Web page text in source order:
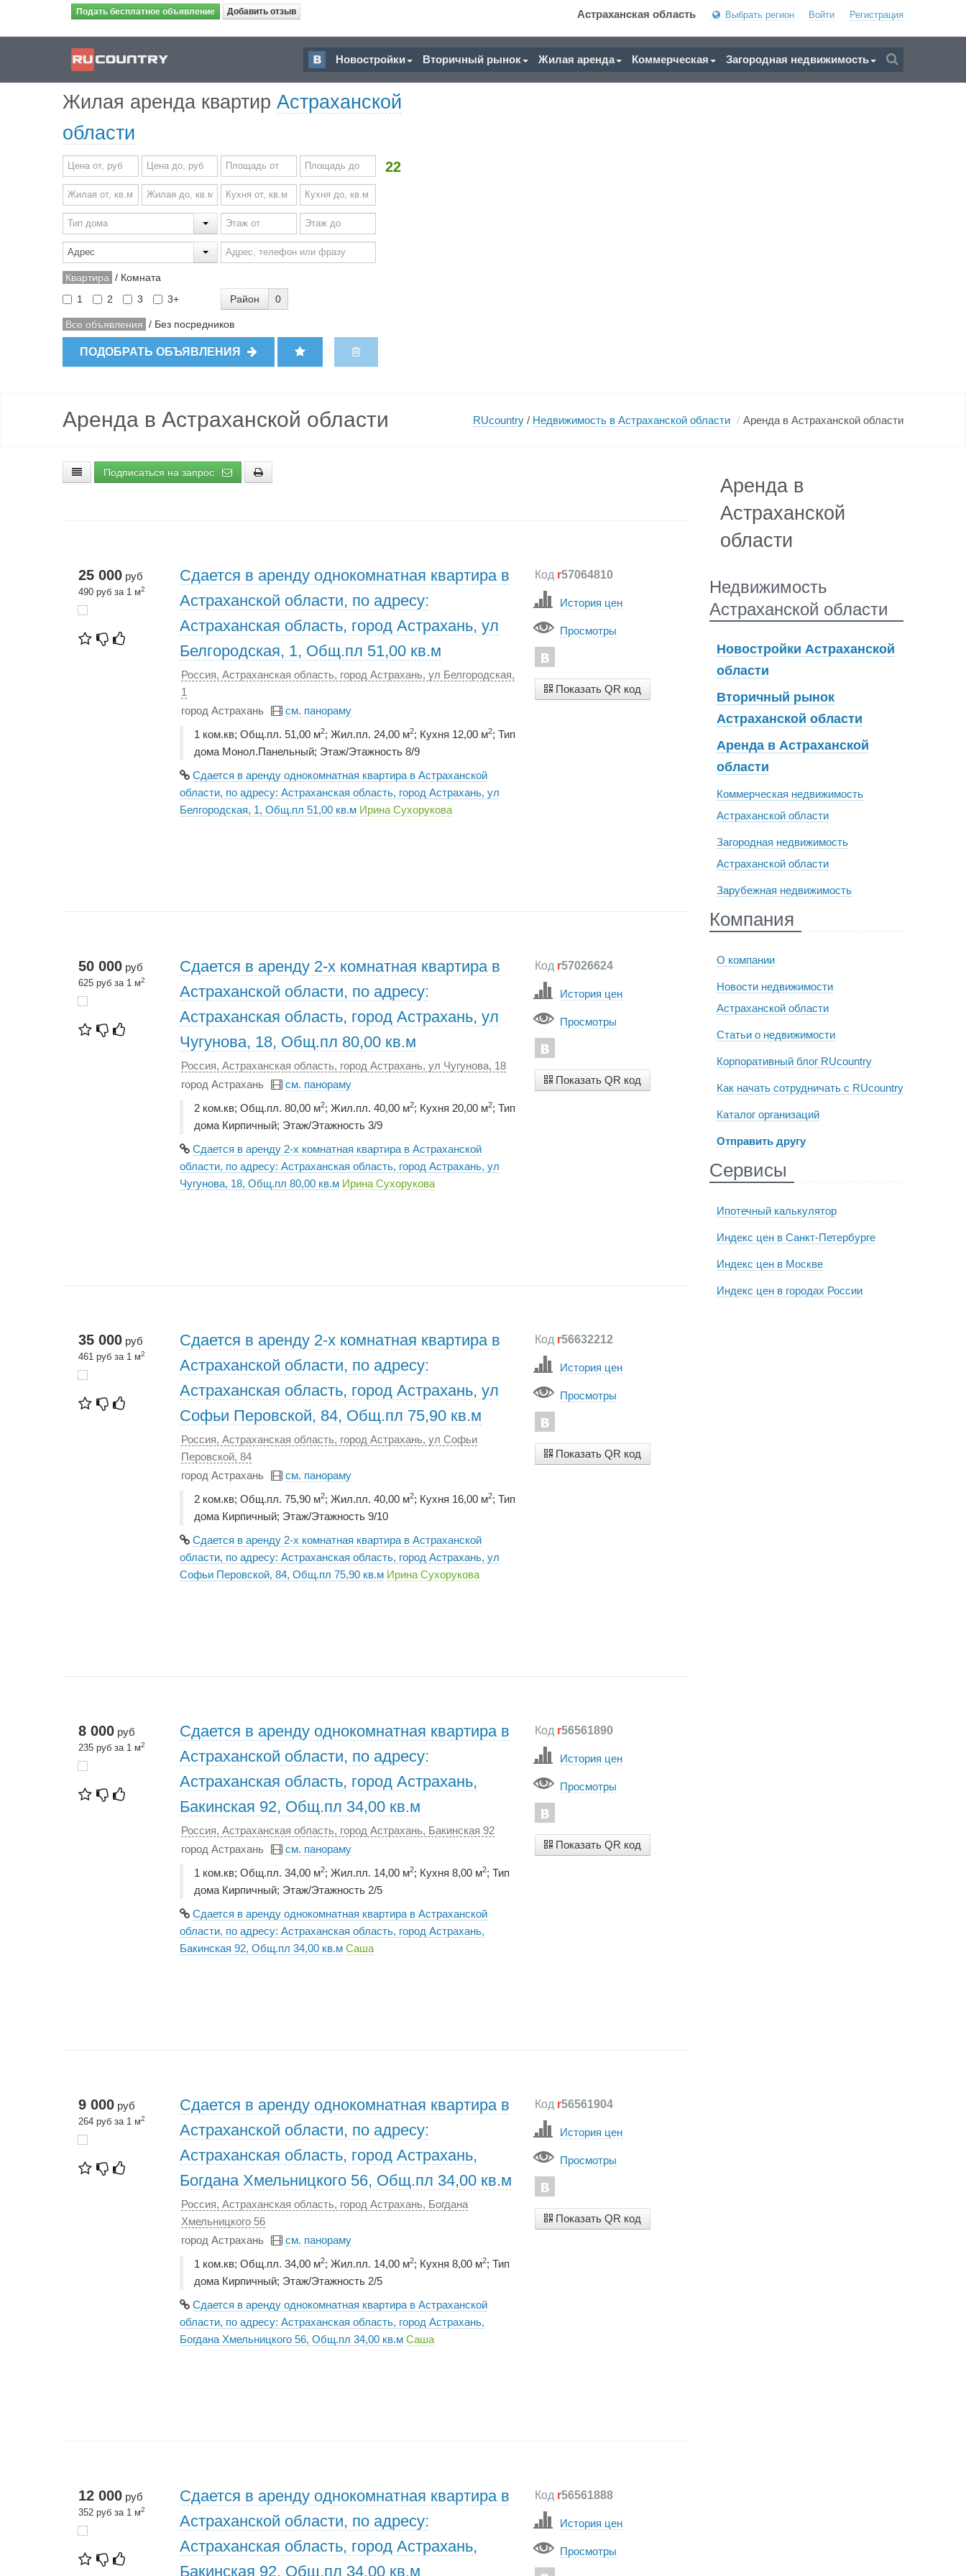
Подать бесплатное объявление Добавить отзыв Астраханская область Выбрать регион Войти Регистрация
Новостройки Вторичный рынок Жилая аренда Коммерческая Загородная недвижимость
Жилая аренда квартир Астраханской
области
22
Квартира / Комната
1
2 3 3+ Район 0
Все объявления / Без посредников
ПОДОБРАТЬ ОБЪЯВЛЕНИЯ
Аренда в Астраханской области RUcountry / Недвижимость в Астраханской области / Аренда в Астраханской области
Подписаться на запрос
25 000 руб
490 руб за 1 м2
Сдается в аренду однокомнатная квартира в
Астраханской области, по адресу:
Астраханская область, город Астрахань, ул
Белгородская, 1, Общ.пл 51,00 кв.м
Россия, Астраханская область, город Астрахань, ул Белгородская,
1
город Астрахань
см. панораму
1 ком.кв; Общ.пл. 51,00 м2; Жил.пл. 24,00 м2; Кухня 12,00 м2; Тип
дома Монол.Панельный; Этаж/Этажность 8/9
Сдается в аренду однокомнатная квартира в Астраханской
области, по адресу: Астраханская область, город Астрахань, ул
Белгородская, 1, Общ.пл 51,00 кв.м Ирина Сухорукова
Код r57064810
История цен
Просмотры
Показать QR код
50 000 руб
625 руб за 1 м2
Сдается в аренду 2-х комнатная квартира в
Астраханской области, по адресу:
Астраханская область, город Астрахань, ул
Чугунова, 18, Общ.пл 80,00 кв.м
Россия, Астраханская область, город Астрахань, ул Чугунова, 18
город Астрахань
см. панораму
2 ком.кв; Общ.пл. 80,00 м2; Жил.пл. 40,00 м2; Кухня 20,00 м2; Тип
дома Кирпичный; Этаж/Этажность 3/9
Сдается в аренду 2-х комнатная квартира в Астраханской
области, по адресу: Астраханская область, город Астрахань, ул
Чугунова, 18, Общ.пл 80,00 кв.м Ирина Сухорукова
Код r57026624
История цен
Просмотры
Показать QR код
35 000 руб
461 руб за 1 м2
Сдается в аренду 2-х комнатная квартира в
Астраханской области, по адресу:
Астраханская область, город Астрахань, ул
Софьи Перовской, 84, Общ.пл 75,90 кв.м
Россия, Астраханская область, город Астрахань, ул Софьи
Перовской, 84
город Астрахань
см. панораму
2 ком.кв; Общ.пл. 75,90 м2; Жил.пл. 40,00 м2; Кухня 16,00 м2; Тип
дома Кирпичный; Этаж/Этажность 9/10
Сдается в аренду 2-х комнатная квартира в Астраханской
области, по адресу: Астраханская область, город Астрахань, ул
Софьи Перовской, 84, Общ.пл 75,90 кв.м Ирина Сухорукова
Код r56632212
История цен
Просмотры
Показать QR код
8 000 руб
235 руб за 1 м2
Сдается в аренду однокомнатная квартира в
Астраханской области, по адресу:
Астраханская область, город Астрахань,
Бакинская 92, Общ.пл 34,00 кв.м
Россия, Астраханская область, город Астрахань, Бакинская 92
город Астрахань
см. панораму
1 ком.кв; Общ.пл. 34,00 м2; Жил.пл. 14,00 м2; Кухня 8,00 м2; Тип
дома Кирпичный; Этаж/Этажность 2/5
Сдается в аренду однокомнатная квартира в Астраханской
области, по адресу: Астраханская область, город Астрахань,
Бакинская 92, Общ.пл 34,00 кв.м Саша
Код r56561890
История цен
Просмотры
Показать QR код
9 000 руб
264 руб за 1 м2
Сдается в аренду однокомнатная квартира в
Астраханской области, по адресу:
Астраханская область, город Астрахань,
Богдана Хмельницкого 56, Общ.пл 34,00 кв.м
Россия, Астраханская область, город Астрахань, Богдана
Хмельницкого 56
город Астрахань
см. панораму
1 ком.кв; Общ.пл. 34,00 м2; Жил.пл. 14,00 м2; Кухня 8,00 м2; Тип
дома Кирпичный; Этаж/Этажность 2/5
Сдается в аренду однокомнатная квартира в Астраханской
области, по адресу: Астраханская область, город Астрахань,
Богдана Хмельницкого 56, Общ.пл 34,00 кв.м Саша
Код r56561904
История цен
Просмотры
Показать QR код
12 000 руб
352 руб за 1 м2
Сдается в аренду однокомнатная квартира в
Астраханской области, по адресу:
Астраханская область, город Астрахань,
Бакинская 92, Общ.пл 34,00 кв.м
Код r56561888
История цен
Просмотры
Аренда в
Астраханской
области
Недвижимость
Астраханской области
Новостройки Астраханской
области
Вторичный рынок
Астраханской области
Аренда в Астраханской
области
Коммерческая недвижимость
Астраханской области
Загородная недвижимость
Астраханской области
Зарубежная недвижимость
Компания
О компании
Новости недвижимости
Астраханской области
Статьи о недвижимости
Корпоративный блог RUcountry
Как начать сотрудничать с RUcountry
Каталог организаций
Отправить другу
Сервисы
Ипотечный калькулятор
Индекс цен в Санкт-Петербурге
Индекс цен в Москве
Индекс цен в городах России